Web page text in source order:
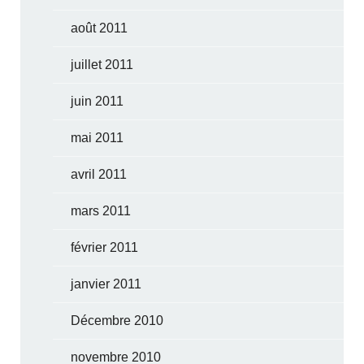
août 2011
juillet 2011
juin 2011
mai 2011
avril 2011
mars 2011
février 2011
janvier 2011
Décembre 2010
novembre 2010